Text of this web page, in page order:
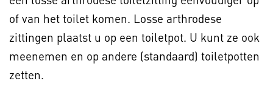
of van het toilet komen. Losse arthrodese
zittingen plaatst u op een toiletpot. U kunt ze ook
meenemen en op andere (standaard) toiletpotten
zetten.